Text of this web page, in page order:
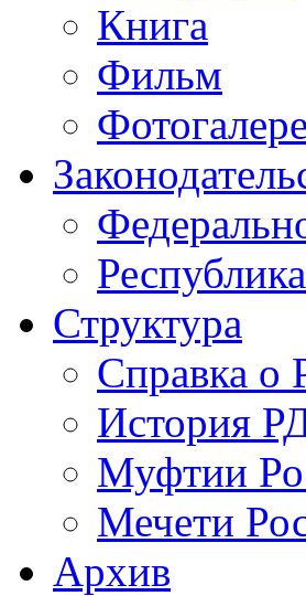
Книга
Фильм
Структура
Справка
История
Муфтии
Мечети
Архив